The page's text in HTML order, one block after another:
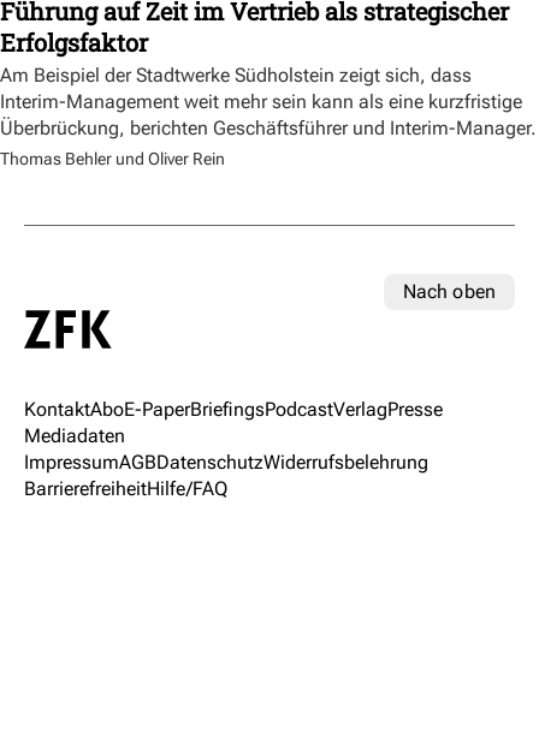
Führung auf Zeit im Vertrieb als strategischer
Erfolgsfaktor
Am Beispiel der Stadtwerke Südholstein zeigt sich, dass
Interim-Management weit mehr sein kann als eine kurzfristige
Überbrückung, berichten Geschäftsführer und Interim-Manager.
Thomas Behler und Oliver Rein
Nach oben
KontaktAboE-PaperBriefingsPodcastVerlagPresse
Mediadaten
ImpressumAGBDatenschutzWiderrufsbelehrung
BarrierefreiheitHilfe/FAQ